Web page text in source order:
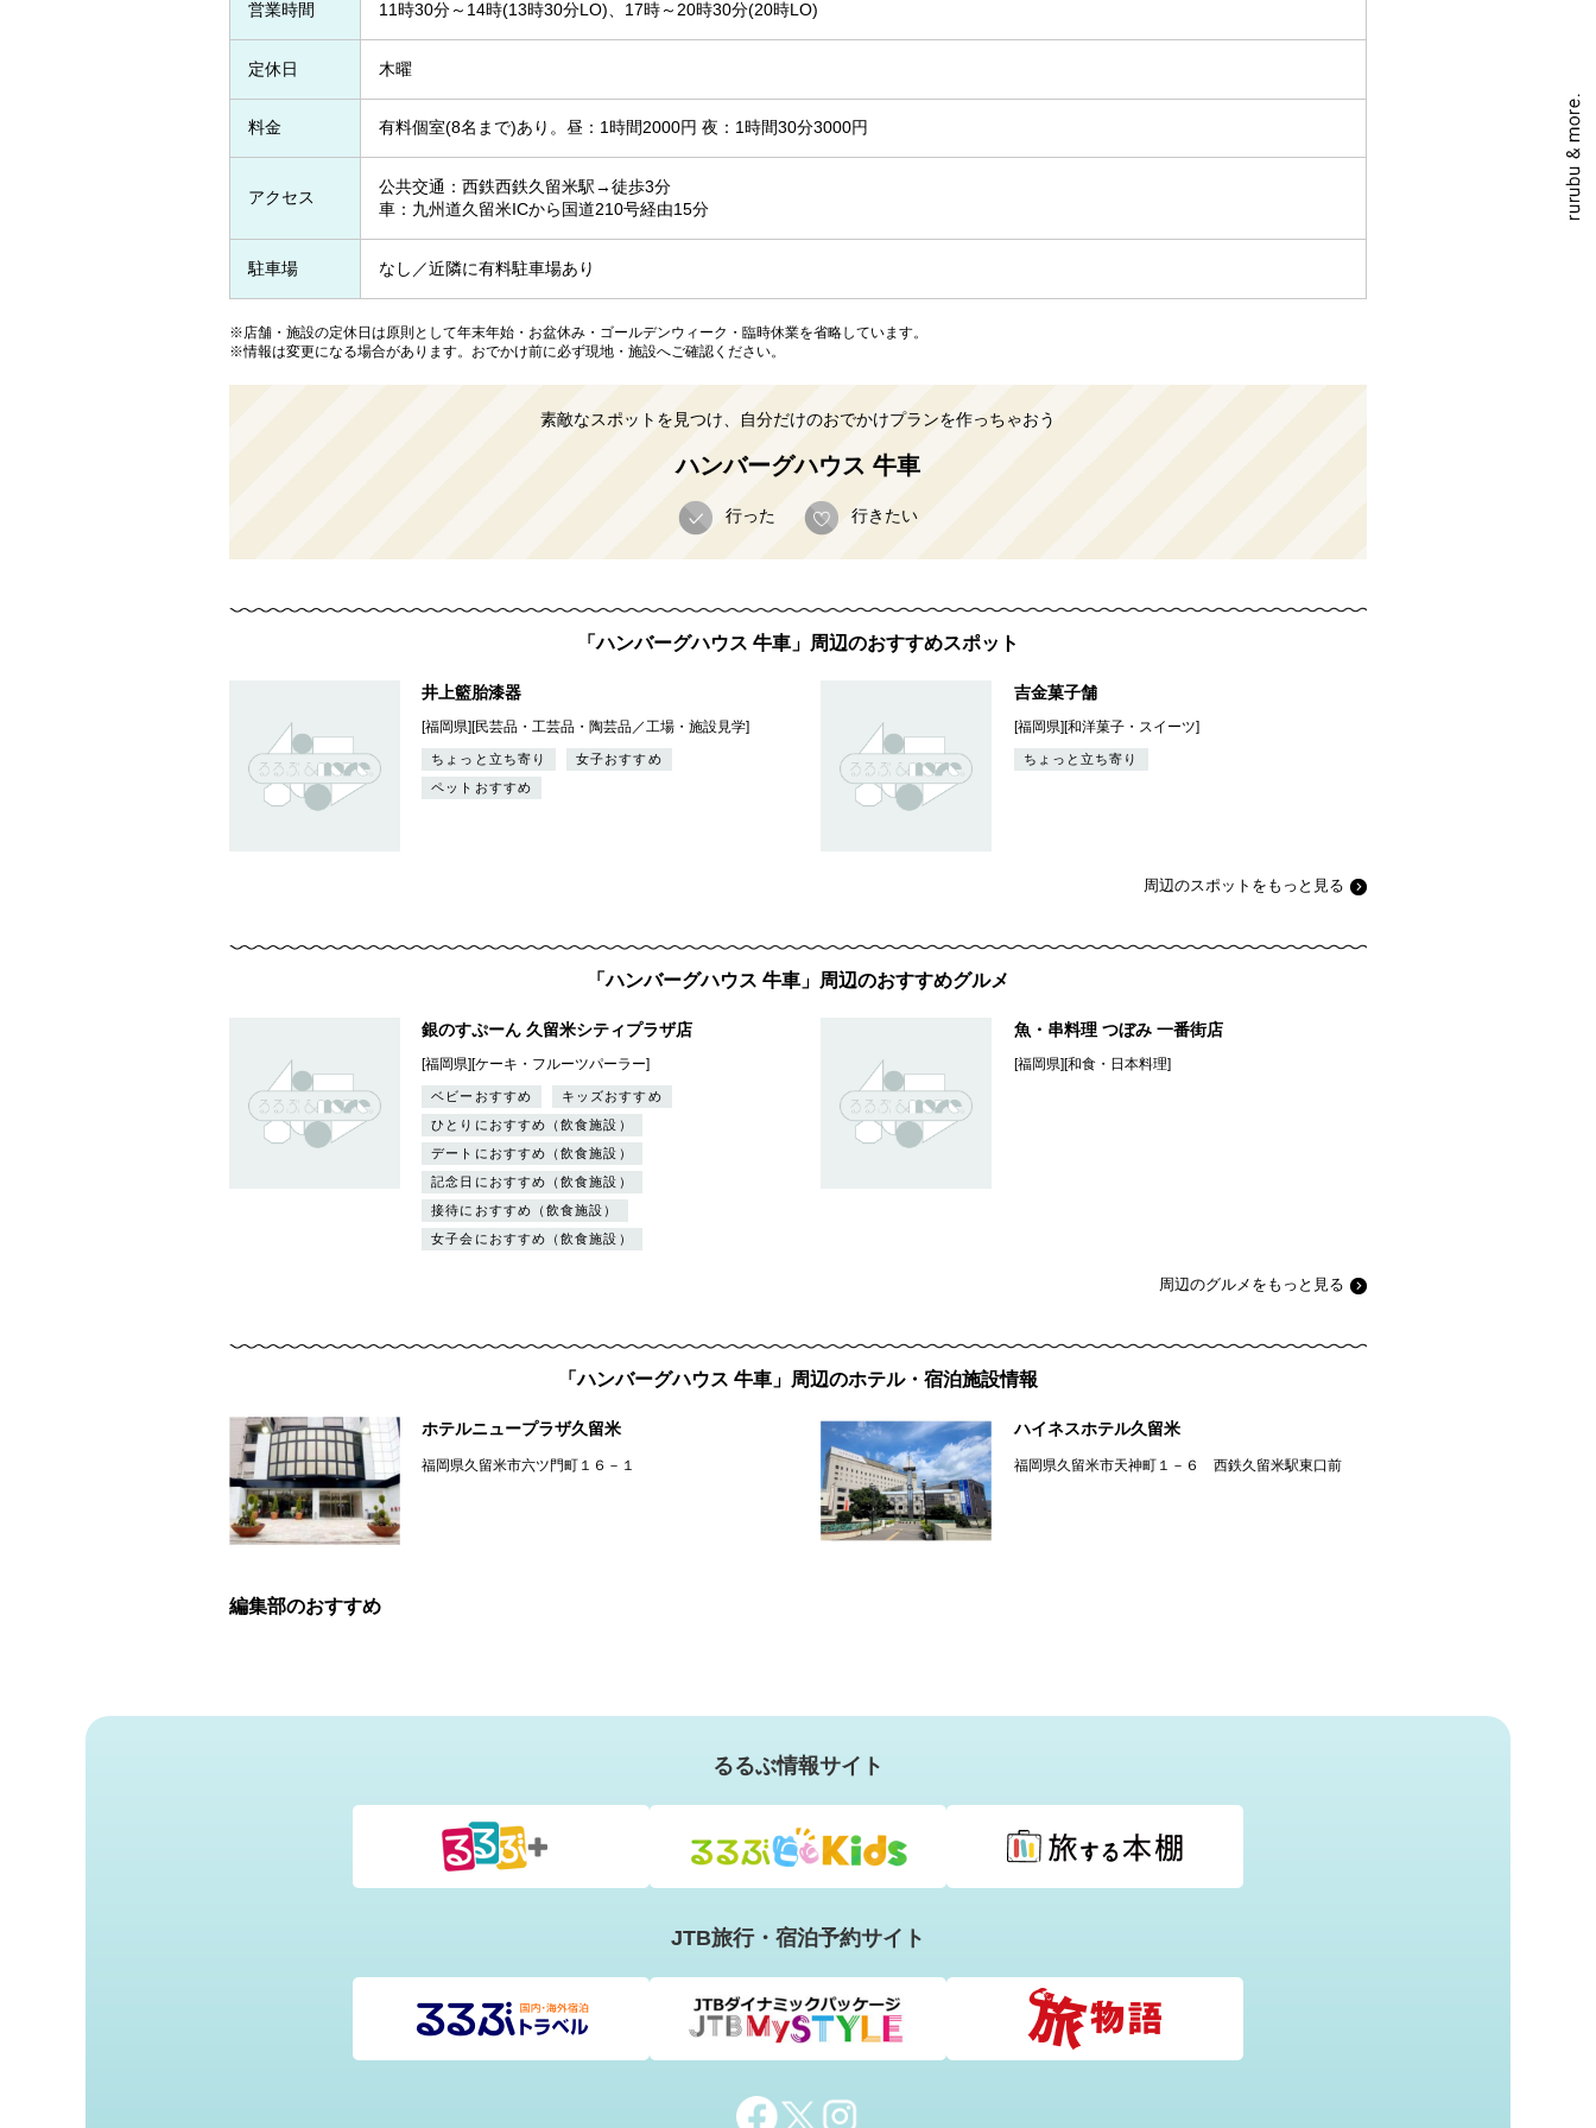
営業時間 11時30分～14時(13時30分LO)、17時～20時30分(20時LO)
定休日 木曜
料金 有料個室(8名まで)あり。昼：1時間2000円 夜：1時間30分3000円
アクセス
公共交通：西鉄西鉄久留米駅→徒歩3分
車：九州道久留米ICから国道210号経由15分
駐車場 なし／近隣に有料駐車場あり
※店舗・施設の定休日は原則として年末年始・お盆休み・ゴールデンウィーク・臨時休業を省略しています。
※情報は変更になる場合があります。おでかけ前に必ず現地・施設へご確認ください。
素敵なスポットを見つけ、自分だけのおでかけプランを作っちゃおう
ハンバーグハウス 牛車
行った 行きたい
「ハンバーグハウス 牛車」周辺のおすすめスポット
井上籃胎漆器
[福岡県][民芸品・工芸品・陶芸品／工場・施設見学]
ちょっと立ち寄り
女子おすすめ
ペットおすすめ
吉金菓子舗
[福岡県][和洋菓子・スイーツ]
ちょっと立ち寄り
周辺のスポットをもっと見る
「ハンバーグハウス 牛車」周辺のおすすめグルメ
銀のすぷーん 久留米シティプラザ店
[福岡県][ケーキ・フルーツパーラー]
ベビーおすすめ
キッズおすすめ
ひとりにおすすめ（飲食施設）
デートにおすすめ（飲食施設）
記念日におすすめ（飲食施設）
接待におすすめ（飲食施設）
女子会におすすめ（飲食施設）
魚・串料理 つぼみ 一番街店
[福岡県][和食・日本料理]
周辺のグルメをもっと見る
「ハンバーグハウス 牛車」周辺のホテル・宿泊施設情報
ホテルニュープラザ久留米
福岡県久留米市六ツ門町１６－１
ハイネスホテル久留米
福岡県久留米市天神町１－６ 西鉄久留米駅東口前
編集部のおすすめ
るるぶ情報サイト
JTB旅行・宿泊予約サイト